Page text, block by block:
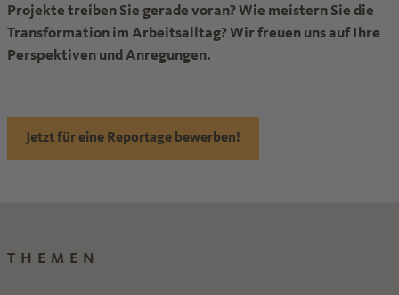
Projekte treiben Sie gerade voran? Wie meistern Sie die
Transformation im Arbeitsalltag? Wir freuen uns auf Ihre
Perspektiven und Anregungen.
Jetzt für eine Reportage bewerben!
THEMEN